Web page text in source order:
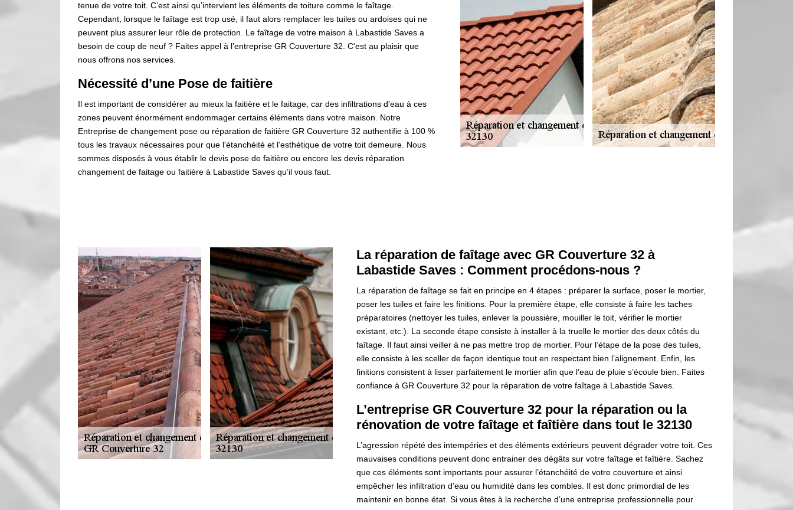
tenue de votre toit. C’est ainsi qu’intervient les éléments de toiture comme le faîtage.
Cependant, lorsque le faîtage est trop usé, il faut alors remplacer les tuiles ou ardoises qui ne
peuvent plus assurer leur rôle de protection. Le faîtage de votre maison à Labastide Saves a
besoin de coup de neuf ? Faites appel à l’entreprise GR Couverture 32. C’est au plaisir que
nous offrons nos services.
Nécessité d’une Pose de faitière
Il est important de considérer au mieux la faitière et le faitage, car des infiltrations d'eau à ces
zones peuvent énormément endommager certains éléments dans votre maison. Notre
Entreprise de changement pose ou réparation de faitière GR Couverture 32 authentifie à 100 %
tous les travaux nécessaires pour que l'étanchéité et l’esthétique de votre toit demeure. Nous
sommes disposés à vous établir le devis pose de faitière ou encore les devis réparation
changement de faitage ou faitière à Labastide Saves qu’il vous faut.
La réparation de faîtage avec GR Couverture 32 à
Labastide Saves : Comment procédons-nous ?
La réparation de faîtage se fait en principe en 4 étapes : préparer la surface, poser le mortier,
poser les tuiles et faire les finitions. Pour la première étape, elle consiste à faire les taches
préparatoires (nettoyer les tuiles, enlever la poussière, mouiller le toit, vérifier le mortier
existant, etc.). La seconde étape consiste à installer à la truelle le mortier des deux côtés du
faîtage. Il faut ainsi veiller à ne pas mettre trop de mortier. Pour l’étape de la pose des tuiles,
elle consiste à les sceller de façon identique tout en respectant bien l’alignement. Enfin, les
finitions consistent à lisser parfaitement le mortier afin que l’eau de pluie s’écoule bien. Faites
confiance à GR Couverture 32 pour la réparation de votre faîtage à Labastide Saves.
L’entreprise GR Couverture 32 pour la réparation ou la
rénovation de votre faîtage et faîtière dans tout le 32130
L’agression répété des intempéries et des éléments extérieurs peuvent dégrader votre toit. Ces
mauvaises conditions peuvent donc entrainer des dégâts sur votre faîtage et faîtière. Sachez
que ces éléments sont importants pour assurer l’étanchéité de votre couverture et ainsi
empêcher les infiltration d’eau ou humidité dans les combles. Il est donc primordial de les
maintenir en bonne état. Si vous êtes à la recherche d’une entreprise professionnelle pour